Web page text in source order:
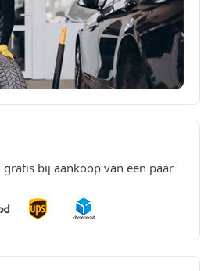
bij aankoop van een paar